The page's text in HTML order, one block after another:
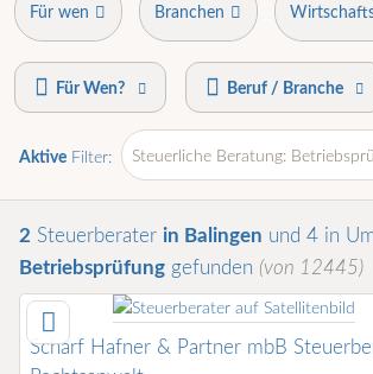
Für wen Branchen
Für Wen? Beruf / Branche
Aktive Filter: Steuerliche Beratung:
2 Steuerberater in Balingen und 4 in
Betriebsprüfung gefunden (von 12445)
Scharf Hafner & Partner mbB